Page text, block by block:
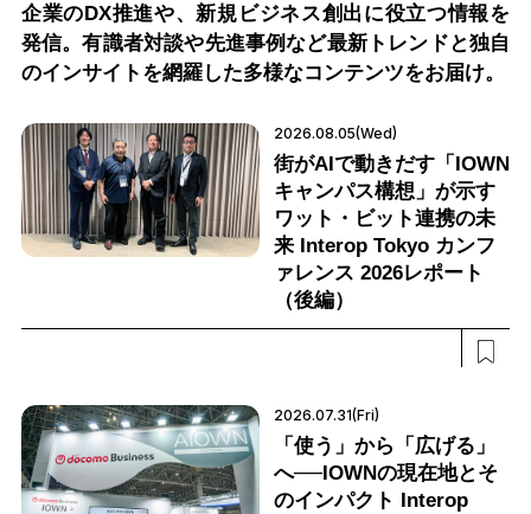
企業のDX推進や、新規ビジネス創出に役立つ情報を
発信。有識者対談や先進事例など最新トレンドと独自
のインサイトを網羅した多様なコンテンツをお届け。
2026.08.05(Wed)
街がAIで動きだす「IOWN
キャンパス構想」が示す
ワット・ビット連携の未
来 Interop Tokyo カンフ
ァレンス 2026レポート
（後編）
2026.07.31(Fri)
「使う」から「広げる」
へ──IOWNの現在地とそ
のインパクト Interop